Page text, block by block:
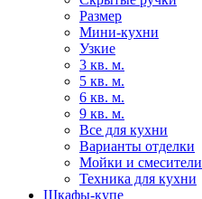
Размер
Мини-кухни
Узкие
3 кв. м.
5 кв. м.
6 кв. м.
9 кв. м.
Все для кухни
Варианты отделки
Мойки и смесители
Техника для кухни
Шкафы-купе